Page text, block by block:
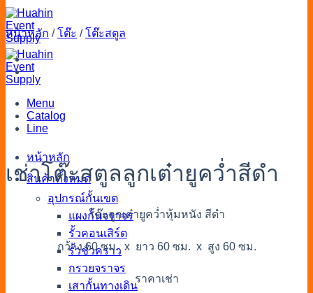
Menu
Catalog
Line
หน้าหลัก
สินค้าทั้งหมด
อุปกรณ์กั้นเขต
แผงกั้นจราจร
รั้วคอนเสิร์ต
รั้วชั่วคราว
กรวยจราจร
เสากั้นทางเดิน
หน้าหลัก / โต๊ะ / โต๊ะสตูล
เช่าโต๊ะสตูลลูกเต๋ายูคว่ำสีดำ
โต๊ะลูกเต๋ายูคว่ำหุ้มหนัง สีดำ
กว้าง 60 ซม. x ยาว 60 ซม. x สูง 60 ซม.
ราคาเช่า